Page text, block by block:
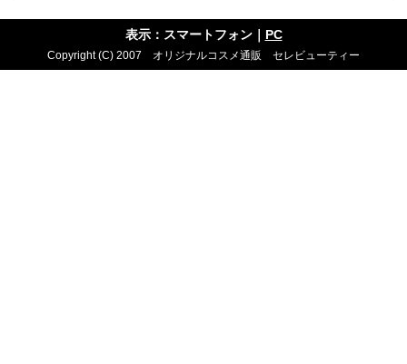
表示：スマートフォン｜ PC
Copyright (C) 2007 オリジナルコスメ通販 セレビューティー